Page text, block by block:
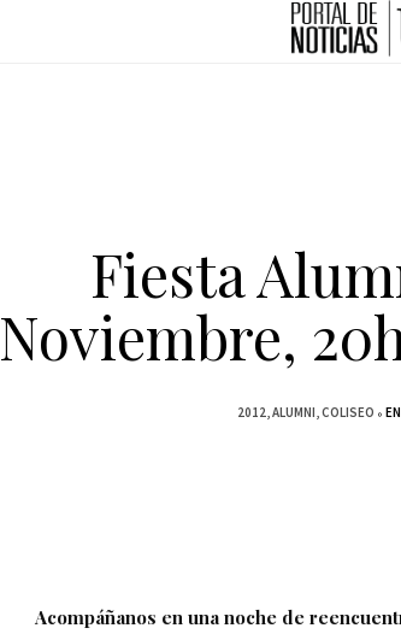
Fiesta
Noviembre,
2012 ALUMNI COLISEO
Acompáñanos en una noche de